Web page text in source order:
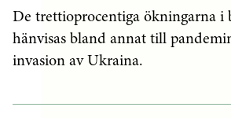
De trettioprocentiga ökningarna i
hänvisas bland annat till
invasion av Ukraina.